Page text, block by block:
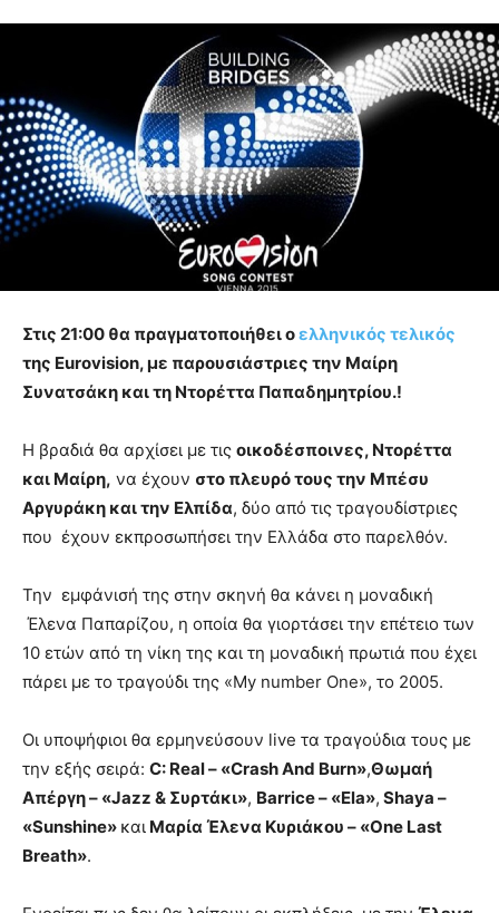
Στις 21:00 θα πραγματοποιήθει οελληνικός τελικός
της Eurovision, με παρουσιάστριες την Μαίρη
Συνατσάκη και τη Ντορέττα Παπαδημητρίου.!
Η βραδιά θα αρχίσει με τις οικοδέσποινες, Ντορέττα
και Μαίρη, να έχουν στο πλευρό τους την Μπέσυ
Αργυράκη και την Ελπίδα, δύο από τις τραγουδίστριες
που έχουν εκπροσωπήσει την Ελλάδα στο παρελθόν.
Την εμφάνισή της στην σκηνή θα κάνει η μοναδική
Έλενα Παπαρίζου, η οποία θα γιορτάσει την επέτειο των
10 ετών από τη νίκη της και τη μοναδική πρωτιά που έχει
πάρει με το τραγούδι της «My number One», το 2005.
Οι υποψήφιοι θα ερμηνεύσουν live τα τραγούδια τους με
την εξής σειρά: C: Real – «Crash And Burn»,Θωμαή
Απέργη – «Jazz & Συρτάκι», Barrice – «Ela», Shaya –
«Sunshine» και Μαρία Έλενα Κυριάκου – «One Last
Breath».